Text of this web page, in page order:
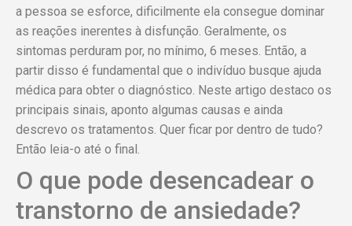
a pessoa se esforce, dificilmente ela consegue dominar
as reações inerentes à disfunção. Geralmente, os
sintomas perduram por, no mínimo, 6 meses. Então, a
partir disso é fundamental que o indivíduo busque ajuda
médica para obter o diagnóstico. Neste artigo destaco os
principais sinais, aponto algumas causas e ainda
descrevo os tratamentos. Quer ficar por dentro de tudo?
Então leia-o até o final.
O que pode desencadear o
transtorno de ansiedade?